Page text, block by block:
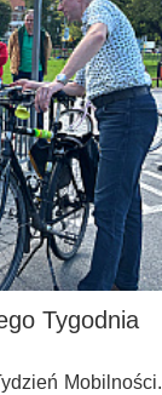
Tygodnia
Mobilności.